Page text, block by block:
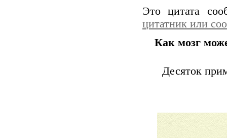
Это цитата
цитатник или
Как мозг
Десяток